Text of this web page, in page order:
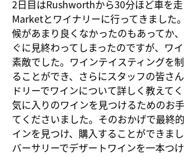
2日目はRushworthから30分ほど車を
Marketとワイナリーに行ってきました
候があまり良くなかったのもあってか
ぐに見終わってしまったのですが、ワ
素敵でした。ワインテイスティングを
ることができ、さらにスタッフの皆さ
ドリーでワインについて詳しく教えて
気に入りのワインを見つけるためのお
てくださいました。そのおかげで最終
インを見つけ、購入することができま
バーサリーでデザートワインを一本つ